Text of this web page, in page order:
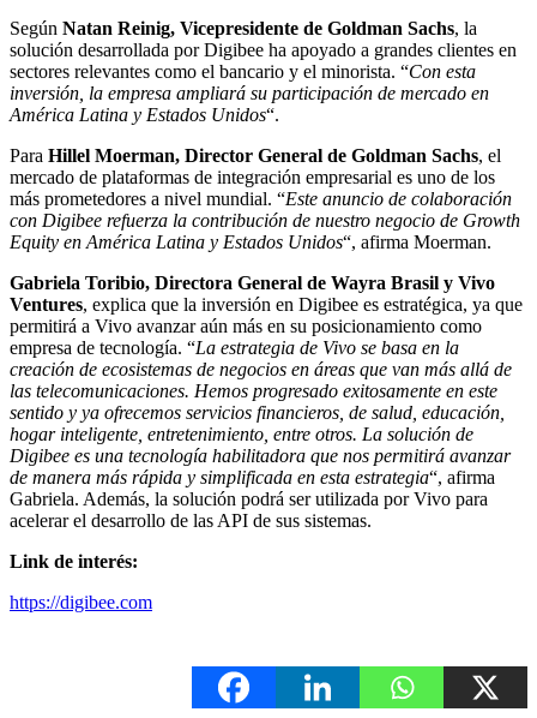
Según Natan Reinig, Vicepresidente de Goldman Sachs, la
solución desarrollada por Digibee ha apoyado a grandes clientes en
sectores relevantes como el bancario y el minorista. “Con esta
inversión, la empresa ampliará su participación de mercado en
América Latina y Estados Unidos“.
Para Hillel Moerman, Director General de Goldman Sachs, el
mercado de plataformas de integración empresarial es uno de los
más prometedores a nivel mundial. “Este anuncio de colaboración
con Digibee refuerza la contribución de nuestro negocio de Growth
Equity en América Latina y Estados Unidos“, afirma Moerman.
Gabriela Toribio, Directora General de Wayra Brasil y Vivo
Ventures, explica que la inversión en Digibee es estratégica, ya que
permitirá a Vivo avanzar aún más en su posicionamiento como
empresa de tecnología. “La estrategia de Vivo se basa en la
creación de ecosistemas de negocios en áreas que van más allá de
las telecomunicaciones. Hemos progresado exitosamente en este
sentido y ya ofrecemos servicios financieros, de salud, educación,
hogar inteligente, entretenimiento, entre otros. La solución de
Digibee es una tecnología habilitadora que nos permitirá avanzar
de manera más rápida y simplificada en esta estrategia“, afirma
Gabriela. Además, la solución podrá ser utilizada por Vivo para
acelerar el desarrollo de las API de sus sistemas.
Link de interés:
https://digibee.com